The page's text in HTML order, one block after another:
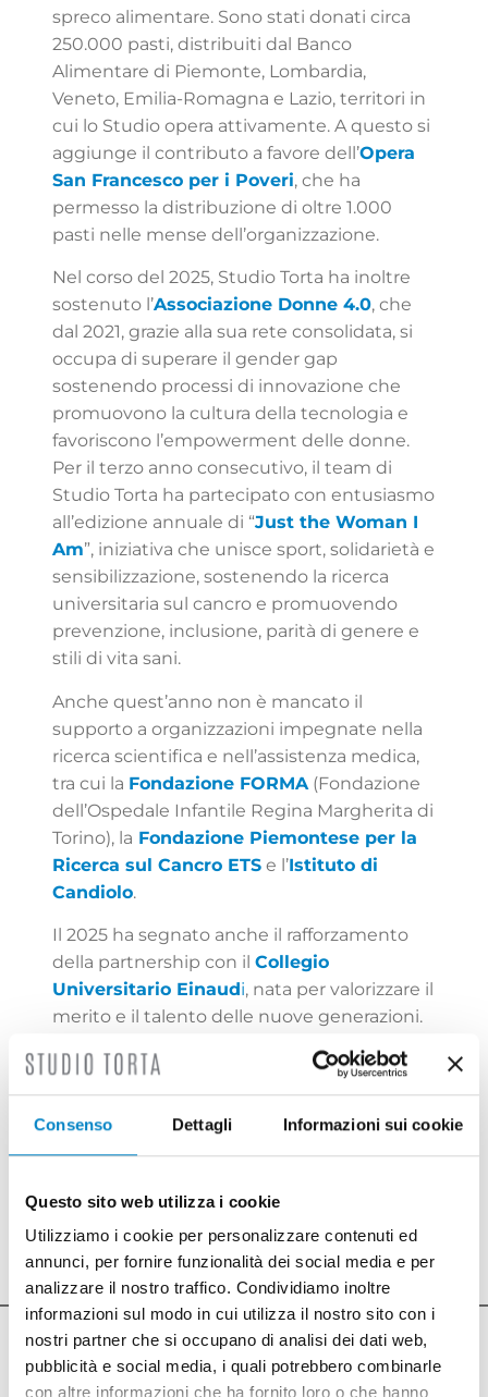
Consenso Dettagli Informazioni sui cookie
Questo sito web utilizza i cookie
Utilizziamo i cookie per personalizzare contenuti ed
annunci, per fornire funzionalità dei social media e per
analizzare il nostro traffico. Condividiamo inoltre
informazioni sul modo in cui utilizza il nostro sito con i
nostri partner che si occupano di analisi dei dati web,
pubblicità e social media, i quali potrebbero combinarle
con altre informazioni che ha fornito loro o che hanno
spreco alimentare. Sono stati donati circa
250.000 pasti, distribuiti dal Banco
Alimentare di Piemonte, Lombardia,
Veneto, Emilia-Romagna e Lazio, territori in
cui lo Studio opera attivamente. A questo si
aggiunge il contributo a favore dell’Opera
San Francesco per i Poveri, che ha
permesso la distribuzione di oltre 1.000
pasti nelle mense dell’organizzazione.
Nel corso del 2025, Studio Torta ha inoltre
sostenuto l’Associazione Donne 4.0, che
dal 2021, grazie alla sua rete consolidata, si
occupa di superare il gender gap
sostenendo processi di innovazione che
promuovono la cultura della tecnologia e
favoriscono l’empowerment delle donne.
Per il terzo anno consecutivo, il team di
Studio Torta ha partecipato con entusiasmo
all’edizione annuale di “Just the Woman I
Am”, iniziativa che unisce sport, solidarietà e
sensibilizzazione, sostenendo la ricerca
universitaria sul cancro e promuovendo
prevenzione, inclusione, parità di genere e
stili di vita sani.
Anche quest’anno non è mancato il
supporto a organizzazioni impegnate nella
ricerca scientifica e nell’assistenza medica,
tra cui la Fondazione FORMA (Fondazione
dell’Ospedale Infantile Regina Margherita di
Torino), la Fondazione Piemontese per la
Ricerca sul Cancro ETS e l’Istituto di
Candiolo.
Il 2025 ha segnato anche il rafforzamento
della partnership con il Collegio
Universitario Einaudi, nata per valorizzare il
merito e il talento delle nuove generazioni.
L’impegno nel sociale rappresenta un
Torta: contribuire in modo concreto al
benessere delle comunità in cui opera è
ogni anno, con l’obiettivo di favorire uno
ULTIME NOTIZIE